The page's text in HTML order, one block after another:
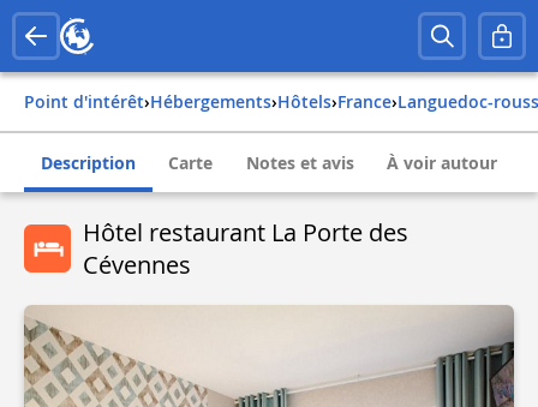
Point d'intérêt› Hébergements› Hôtels› france› languedoc-
Description Carte Notes et avis À voir autour
Hôtel restaurant La Porte des
Cévennes